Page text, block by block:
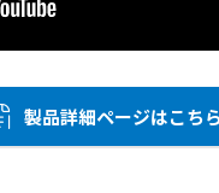
製品詳細ページはこちら